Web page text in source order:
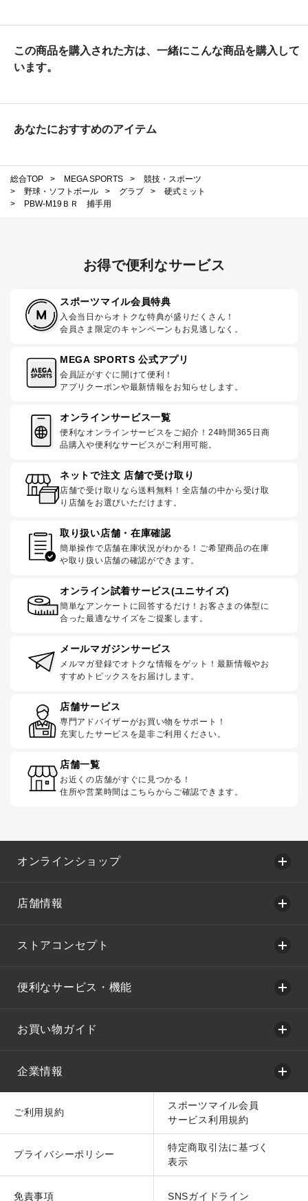
この商品を購入された方は、一緒にこんな商品を購入して
います。
あなたにおすすめのアイテム
総合TOP > MEGA SPORTS >
競技・スポーツ
>
野球・ソフトボール > グラブ >
硬式ミット
>
PBW-M19ＢＲ 捕手用
お得で便利なサービス
スポーツマイル会員特典
入会当日からオトクな特典が盛りだくさん！
会員さま限定のキャンペーンもお見逃しなく。
MEGA SPORTS 公式アプリ
会員証がすぐに開けて便利！
アプリクーポンや最新情報をお知らせします。
オンラインサービス一覧
便利なオンラインサービスをご紹介！24時間365日商
品購入や便利なサービスがご利用可能。
ネットで注文 店舗で受け取り
店舗で受け取りなら送料無料！全店舗の中から受け取
り店舗をお選びいただけます。
取り扱い店舗・在庫確認
簡単操作で店舗在庫状況がわかる！ご希望商品の在庫
や取り扱い店舗の確認ができます。
オンライン試着サービス(ユニサイズ)
簡単なアンケートに回答するだけ！お客さまの体型に
合った最適なサイズをご提案します。
メールマガジンサービス
メルマガ登録でオトクな情報をゲット！最新情報やお
すすめトピックスをお届けします。
店舗サービス
専門アドバイザーがお買い物をサポート！
充実したサービスを是非ご利用ください。
店舗一覧
お近くの店舗がすぐに見つかる！
住所や営業時間はこちらからご確認できます。
オンラインショップ
店舗情報
ストアコンセプト
便利なサービス・機能
お買い物ガイド
企業情報
ご利用規約
スポーツマイル会員
サービス利用規約
プライバシーポリシー
特定商取引法に基づく
表示
免責事項 SNSガイドライン